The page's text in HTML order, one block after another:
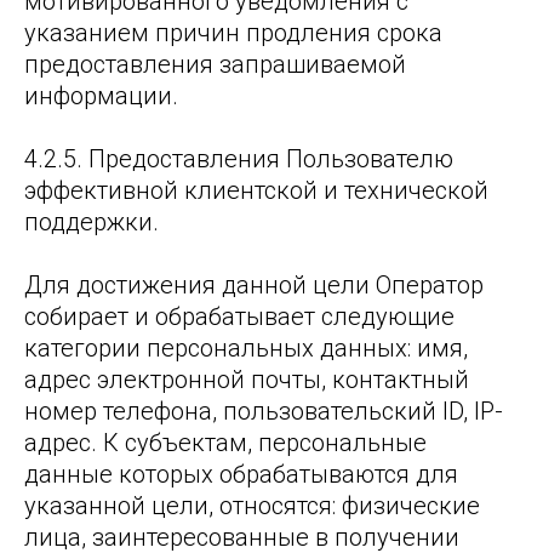
указанием причин продления срока
предоставления запрашиваемой
информации.
4.2.5. Предоставления Пользователю
эффективной клиентской и технической
поддержки.
Для достижения данной цели Оператор
собирает и обрабатывает следующие
категории персональных данных: имя,
адрес электронной почты, контактный
номер телефона, пользовательский ID, IP-
адрес. К субъектам, персональные
данные которых обрабатываются для
указанной цели, относятся: физические
лица, заинтересованные в получении